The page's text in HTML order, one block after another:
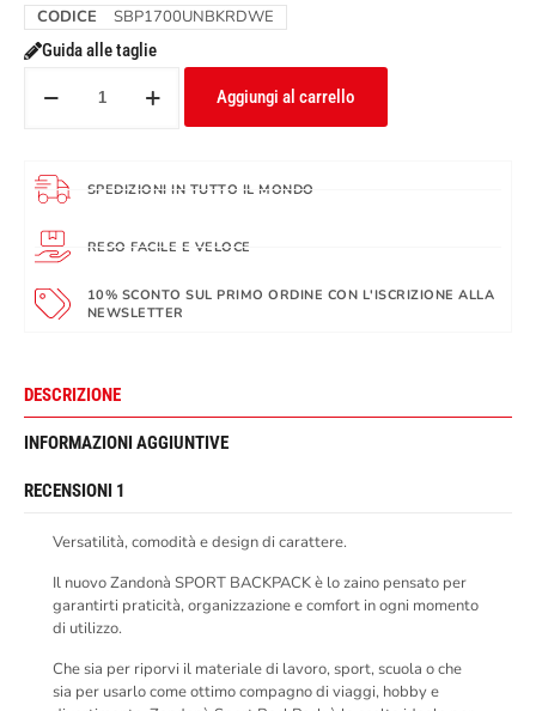
CODICE
SBP1700UNBKRDWE
Guida alle taglie
Aggiungi al carrello
SPEDIZIONI IN TUTTO IL MONDO
RESO FACILE E VELOCE
10% SCONTO SUL PRIMO ORDINE CON L'ISCRIZIONE ALLA
NEWSLETTER
DESCRIZIONE
INFORMAZIONI AGGIUNTIVE
RECENSIONI 1
Versatilità, comodità e design di carattere.
Il nuovo Zandonà SPORT BACKPACK è lo zaino pensato per
garantirti praticità, organizzazione e comfort in ogni momento
di utilizzo.
Che sia per riporvi il materiale di lavoro, sport, scuola o che
sia per usarlo come ottimo compagno di viaggi, hobby e